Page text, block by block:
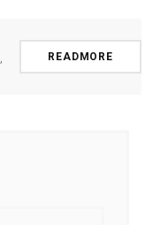
READMORE